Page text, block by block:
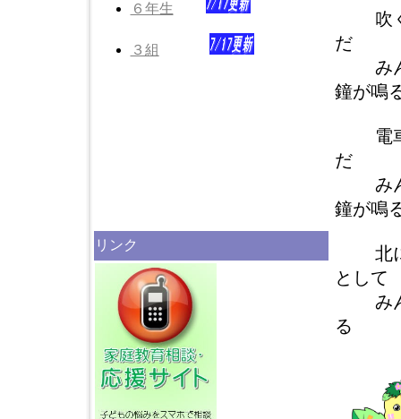
６年生
３組
吹く
だ
みん
鐘が鳴
電車
だ
みん
鐘が鳴
北
として
みん
る
リンク